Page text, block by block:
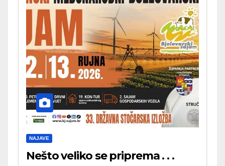
NAJAVE
Nešto veliko se priprema . . .